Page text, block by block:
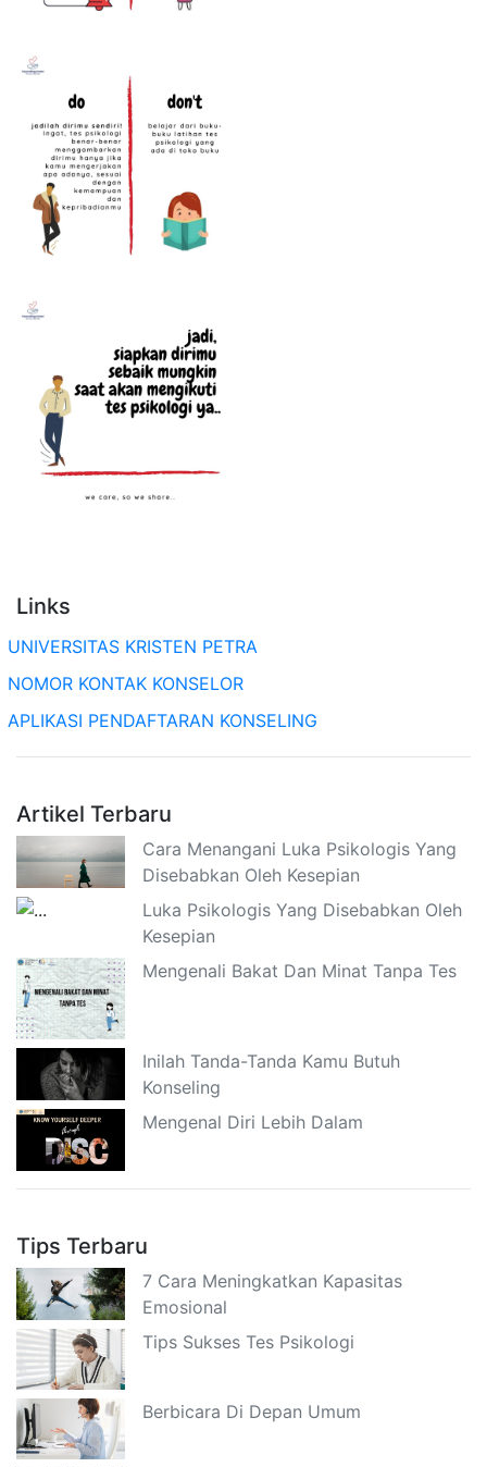
Links
UNIVERSITAS KRISTEN PETRA
NOMOR KONTAK KONSELOR
APLIKASI PENDAFTARAN KONSELING
Artikel Terbaru
Cara Menangani Luka Psikologis Yang
Disebabkan Oleh Kesepian
Luka Psikologis Yang Disebabkan Oleh
Kesepian
Mengenali Bakat Dan Minat Tanpa Tes
Inilah Tanda-Tanda Kamu Butuh
Konseling
Mengenal Diri Lebih Dalam
Tips Terbaru
7 Cara Meningkatkan Kapasitas
Emosional
Tips Sukses Tes Psikologi
Berbicara Di Depan Umum